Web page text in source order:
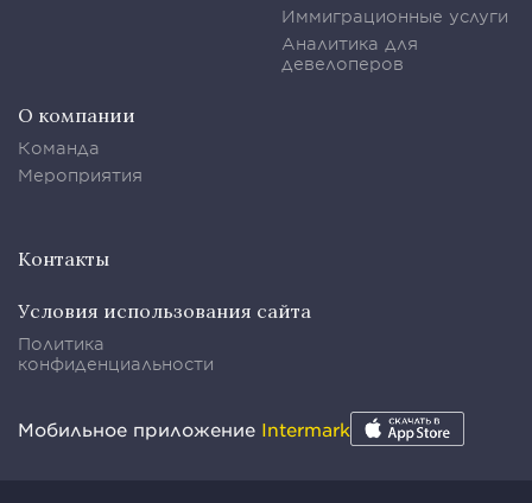
Иммиграционные услуги
Аналитика для
девелоперов
О компании
Команда
Мероприятия
Контакты
Условия использования сайта
Политика
конфиденциальности
Мобильное приложение Intermark